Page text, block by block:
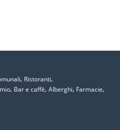
, Ristoranti,
, Bar e caffè, Alberghi, Farmacie,